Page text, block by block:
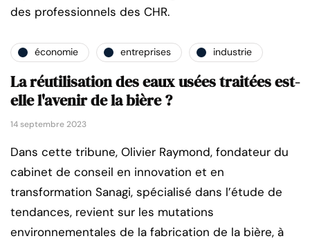
des professionnels des CHR.
économie entreprises industrie
La réutilisation des eaux usées traitées est-
elle l'avenir de la bière ?
14 septembre 2023
Dans cette tribune, Olivier Raymond, fondateur du
cabinet de conseil en innovation et en
transformation Sanagi, spécialisé dans l’étude de
tendances, revient sur les mutations
environnementales de la fabrication de la bière, à